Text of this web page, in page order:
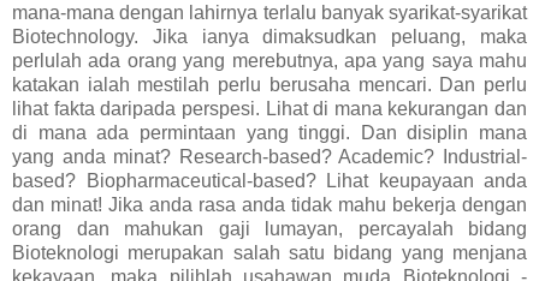
mana-mana dengan lahirnya terlalu banyak syarikat-syarikat
Biotechnology. Jika ianya dimaksudkan peluang, maka
perlulah ada orang yang merebutnya, apa yang saya mahu
katakan ialah mestilah perlu berusaha mencari. Dan perlu
lihat fakta daripada perspesi. Lihat di mana kekurangan dan
di mana ada permintaan yang tinggi. Dan disiplin mana
yang anda minat? Research-based? Academic? Industrial-
based? Biopharmaceutical-based? Lihat keupayaan anda
dan minat! Jika anda rasa anda tidak mahu bekerja dengan
orang dan mahukan gaji lumayan, percayalah bidang
Bioteknologi merupakan salah satu bidang yang menjana
kekayaan, maka pilihlah usahawan muda Bioteknologi -